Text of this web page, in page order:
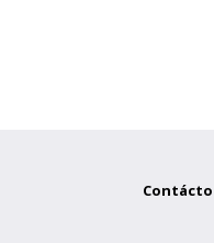
Contácto